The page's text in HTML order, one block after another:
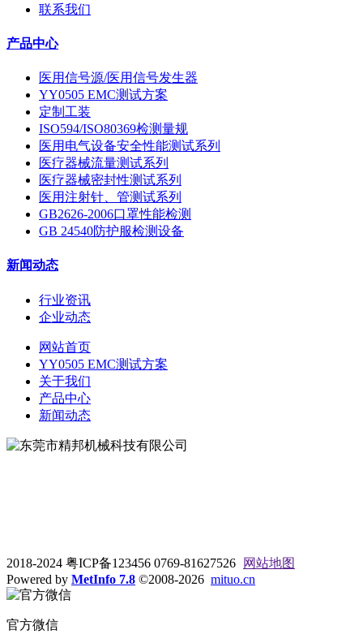
联系我们
产品中心
医用信号源/医用信号发生器
YY0505 EMC测试方案
定制工装
ISO594/ISO80369检测量规
医用电气设备安全性能测试系列
医疗器械流量测试系列
医疗器械密封性测试系列
医用注射针、管测试系列
GB2626-2006口罩性能检测
GB 24540防护服检测设备
新闻动态
行业资讯
企业动态
网站首页
YY0505 EMC测试方案
关于我们
产品中心
新闻动态
2018-2024 粤ICP备123456 0769-81627526
网站地图
Powered by MetInfo 7.8 ©2008-2026 mituo.cn
官方微信